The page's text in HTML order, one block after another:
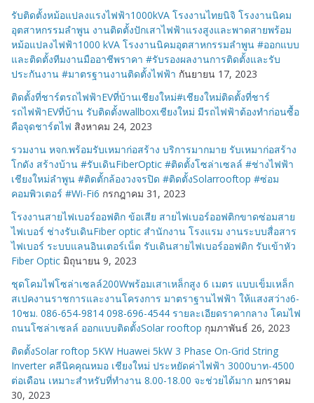
รับติดตั้งหม้อแปลงแรงไฟฟ้า1000kVA โรงงานไทยนิจิ โรงงานนิคม
อุตสาหกรรมลำพูน งานติดตั้งปักเสาไฟฟ้าแรงสูงและพาดสายพร้อม
หม้อแปลงไฟฟ้า1000 kVA โรงงานนิคมอุตสาหกรรมลำพูน #ออกแบบ
และติดตั้งทีมงานมืออาชีพราคา #รับรองผลงานการติดตั้งและรับ
ประกันงาน #มาตรฐานงานติดตั้งไฟฟ้า กันยายน 17, 2023
ติดตั้งที่ชาร์ตรถไฟฟ้าEVที่บ้านเชียงใหม่#เชียงใหม่ติดตั้งที่ชาร์
รถไฟฟ้าEVที่บ้าน รับติดตั้งwallboxเชียงใหม่ มีรถไฟฟ้าต้องทำก่อนซื้อ
คือจุดชาร์ตไฟ สิงหาคม 24, 2023
รวมงาน หจก.พร้อมรับเหมาก่อสร้าง บริการมากมาย รับเหมาก่อสร้าง
โกดัง สร้างบ้าน #รับเดินFiberOptic #ติดตั้งโซล่าเซลล์ #ช่างไฟฟ้า
เชียงใหม่ลำพูน #ติดตั้กล้องวงจรปิด #ติดตั้งSolarrooftop #ซ่อม
คอมพิวเตอร์ #Wi-Fi6 กรกฎาคม 31, 2023
โรงงานสายไฟเบอร์ออฟติก ข้อเสีย สายไฟเบอร์ออฟติกขาดซ่อมสาย
ไฟเบอร์ ช่างรับเดินFiber optic สำนักงาน โรงแรม งานระบบสื่อสาร
ไฟเบอร์ ระบบแลนอินเตอร์เน็ต รับเดินสายไฟเบอร์ออฟติก รับเข้าหัว
Fiber Optic มิถุนายน 9, 2023
ชุดโคมไฟโซล่าเซลล์200Wพร้อมเสาเหล็กสูง 6 เมตร แบบเข็มเหล็ก
สเปคงานราชการและงานโครงการ มาตราฐานไฟฟ้า ให้แสงสว่าง6-
10ชม. 086-654-9814 098-696-4544 รายละเอียดราคากลาง โคมไฟ
ถนนโซล่าเซลล์ ออกแบบติดตั้งSolar rooftop กุมภาพันธ์ 26, 2023
ติดตั้งSolar roftop 5KW Huawei 5kW 3 Phase On-Grid String
Inverter คลีนิคคุณหมอ เชียงใหม่ ประหยัดค่าไฟฟ้า 3000บาท-4500
ต่อเดือน เหมาะสำหรับที่ทำงาน 8.00-18.00 จะช่วยได้มาก มกราคม
30, 2023